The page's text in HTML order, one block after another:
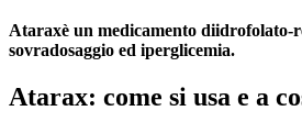
Ataraxè un medicamento diidrofolato-
sovradosaggio ed iperglicemia.
Atarax: come si usa e a